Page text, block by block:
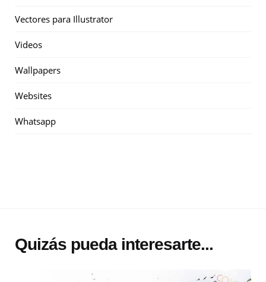
Vectores para Illustrator
Videos
Wallpapers
Websites
Whatsapp
Quizás pueda interesarte...